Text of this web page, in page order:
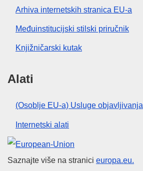
Arhiva internetskih stranica EU-a
Međuinstitucijski stilski priručnik
Knjižničarski kutak
Alati
(Osoblje EU-a) Usluge objavljivanja
Internetski alati
Europska unija
Saznajte više na stranici europa.eu.